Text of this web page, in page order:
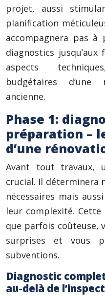
projet, aussi
planification
accompagnera pas à
diagnostics
aspects
budgétaires
ancienne.
Phase 1:
préparation –
d’une
Avant tout travaux,
crucial. Il déterminera
nécessaires mais
leur complexité.
que parfois coûteuse,
surprises et vous
subventions.
Diagnostic
au-delà de